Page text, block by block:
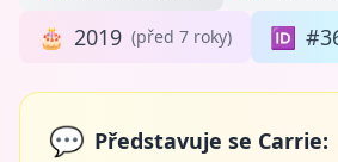
🎂 2019 (před 7 roky) 🆔
💬 Představuje se Carrie: